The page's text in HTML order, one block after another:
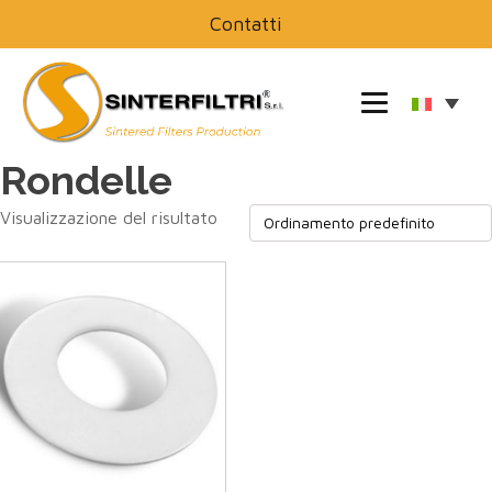
Contatti
Rondelle
Visualizzazione del risultato